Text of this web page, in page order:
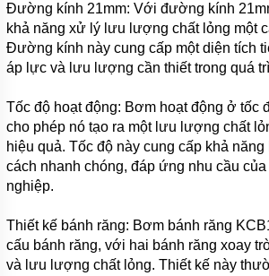
MÁY BƠM
HÚT
BÙN CÔNG
NGHIỆP
NẶNG
ZIDONG
MÁY
BƠM
CHÌM
HÚT
BÙN
ZIDONG
SERI
ZP(R)
Đường kính 21mm: Với đường kính
khả năng xử lý lưu lượng chất lỏng một
Đường kính này cung cấp một diện tích
áp lực và lưu lượng cần thiết trong quá
Tốc độ hoạt động: Bơm hoạt động ở tốc
cho phép nó tạo ra một lưu lượng chất
hiệu quả. Tốc độ này cung cấp khả
cách nhanh chóng, đáp ứng nhu cầu
nghiệp.
Thiết kế bánh răng: Bơm bánh răng
cấu bánh răng, với hai bánh răng xoay
và lưu lượng chất lỏng. Thiết kế này